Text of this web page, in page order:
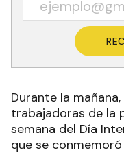
Durante la
trabajadoras de la
semana del Día
que se